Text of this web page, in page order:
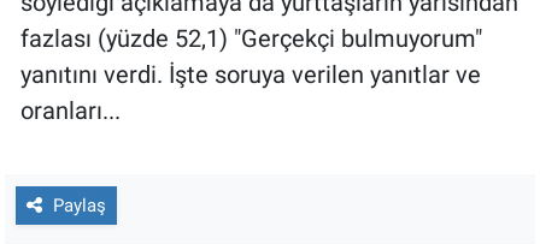
fazlası (yüzde 52,1) "Gerçekçi bulmuyorum"
yanıtını verdi. İşte soruya verilen yanıtlar ve
oranları...
Paylaş